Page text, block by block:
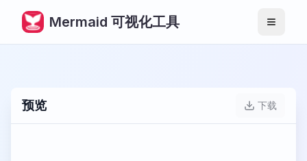
Mermaid 可视化工具 导航
预览 下载